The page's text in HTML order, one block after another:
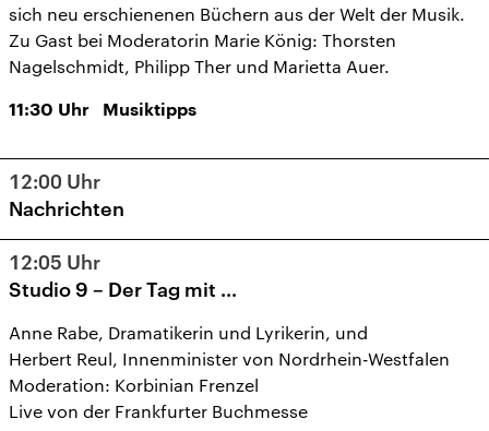
sich neu erschienenen Büchern aus der Welt der Musik.
Zu Gast bei Moderatorin Marie König: Thorsten
Nagelschmidt, Philipp Ther und Marietta Auer.
11:30 Uhr Musiktipps
12:00 Uhr
Nachrichten
12:05 Uhr
Studio 9 – Der Tag mit ...
Anne Rabe, Dramatikerin und Lyrikerin, und
Herbert Reul, Innenminister von Nordrhein-Westfalen
Moderation: Korbinian Frenzel
Live von der Frankfurter Buchmesse